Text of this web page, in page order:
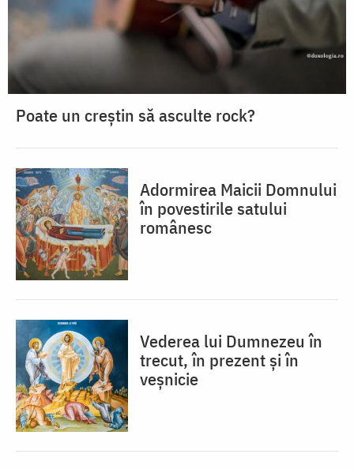
Poate un creștin să asculte rock?
Adormirea Maicii Domnului
în povestirile satului
românesc
Vederea lui Dumnezeu în
trecut, în prezent și în
veșnicie